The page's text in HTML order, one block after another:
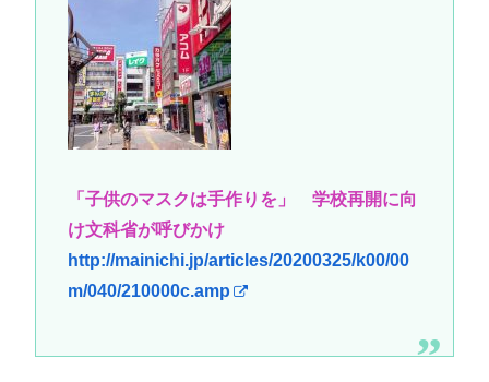
「子供のマスクは手作りを」 学校再開に向
け文科省が呼びかけ
http://mainichi.jp/articles/20200325/k00/00
m/040/210000c.amp